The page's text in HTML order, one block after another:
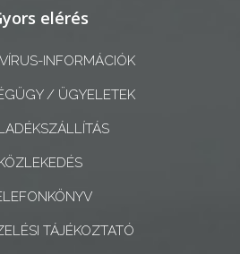
elérés
INFORMÁCIÓK
/ ÜGYELETEK
KÖZLEKEDÉS
TÁJÉKOZTATÓ